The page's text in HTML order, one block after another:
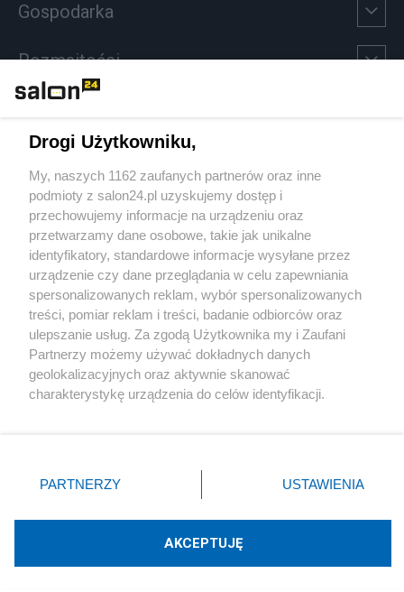
Gospodarka
Rozmaitości
Sport
Społeczeństwo
Kultura
X Facebook Instagram Youtube
Technologię dostarcza:W3media.pl
Drogi Użytkowniku,
My, naszych 1162 zaufanych partnerów oraz inne
podmioty z salon24.pl uzyskujemy dostęp i
przechowujemy informacje na urządzeniu oraz
przetwarzamy dane osobowe, takie jak unikalne
identyfikatory, standardowe informacje wysyłane przez
urządzenie czy dane przeglądania w celu zapewniania
spersonalizowanych reklam, wybór spersonalizowanych
treści, pomiar reklam i treści, badanie odbiorców oraz
ulepszanie usług. Za zgodą Użytkownika my i Zaufani
Partnerzy możemy używać dokładnych danych
geolokalizacyjnych oraz aktywnie skanować
charakterystykę urządzenia do celów identyfikacji.
zmienić/wycofać klikając przycisk ustawień prywatności
znajdujący się w lewym dolnym rogu strony
rodzaje przetwarzania danych nie wymagają zgody
użytkownika, ale masz prawo sprzeciwić się takiemu
PARTNERZY USTAWIENIA
AKCEPTUJĘ